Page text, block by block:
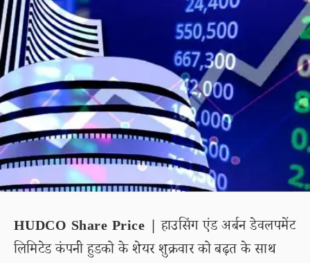
HUDCO Share Price | हाउसिंग एंड अर्बन डेवलपमेंट
लिमिटेड कंपनी हुडको के शेयर शुक्रवार को बढ़त के साथ